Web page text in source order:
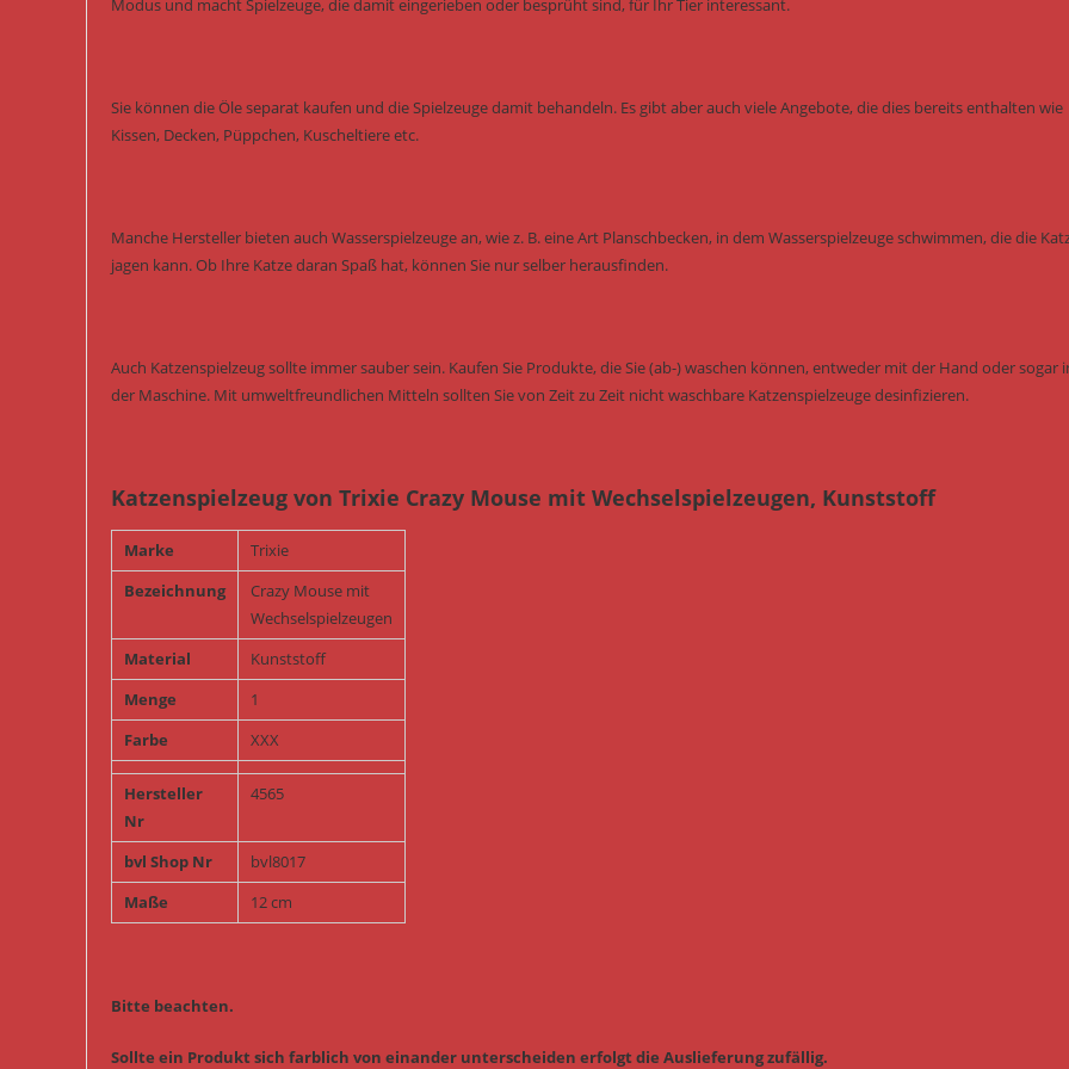
Modus und macht Spielzeuge, die damit eingerieben oder besprüht sind, für Ihr Tier interessant.
Sie können die Öle separat kaufen und die Spielzeuge damit behandeln. Es gibt aber auch viele Angebote, die dies bereits enthalten wie
Kissen, Decken, Püppchen, Kuscheltiere etc.
Manche Hersteller bieten auch Wasserspielzeuge an, wie z. B. eine Art Planschbecken, in dem Wasserspielzeuge schwimmen, die die
jagen kann. Ob Ihre Katze daran Spaß hat, können Sie nur selber herausfinden.
Auch Katzenspielzeug sollte immer sauber sein. Kaufen Sie Produkte, die Sie (ab-) waschen können, entweder mit der Hand oder sogar
der Maschine. Mit umweltfreundlichen Mitteln sollten Sie von Zeit zu Zeit nicht waschbare Katzenspielzeuge desinfizieren.
Katzenspielzeug von Trixie Crazy Mouse mit Wechselspielzeugen, Kunststoff
Marke
Trixie
Bezeichnung
Crazy Mouse mit
Wechselspielzeugen
Material
Kunststoff
Menge
1
Farbe
XXX
Hersteller
Nr
4565
bvl Shop Nr
bvl8017
Maße
12 cm
Bitte beachten.
Sollte ein Produkt sich farblich von einander unterscheiden erfolgt die Auslieferung zufällig.